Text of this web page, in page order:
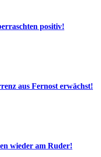
positiv!
aus Fernost erwächst!
wieder am Ruder!